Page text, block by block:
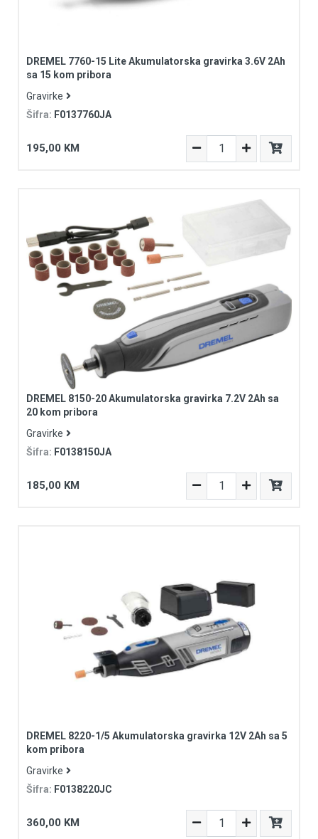
DREMEL 7760-15 Lite Akumulatorska gravirka 3.6V 2Ah
sa 15 kom pribora
Gravirke
Šifra: F0137760JA
195,00 KM
DREMEL 8150-20 Akumulatorska gravirka 7.2V 2Ah sa
20 kom pribora
Gravirke
Šifra: F0138150JA
185,00 KM
DREMEL 8220-1/5 Akumulatorska gravirka 12V 2Ah sa 5
kom pribora
Gravirke
Šifra: F0138220JC
360,00 KM